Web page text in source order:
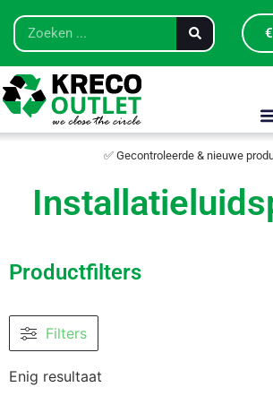
€
✅ Gecontroleerde & nieuwe
Productfilters
Filters
Enig resultaat